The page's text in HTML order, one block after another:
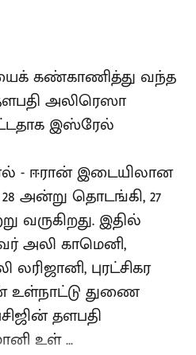
கண்காணித்து வந்த
அலிரெஸா
இஸ்ரேல்
- ஈரான் இடையிலான
அன்று தொடங்கி, 27
வருகிறது. இதில்
அலி காமெனி,
புரட்சிகர
உள்நாட்டு துணை
தளபதி
உள் ...